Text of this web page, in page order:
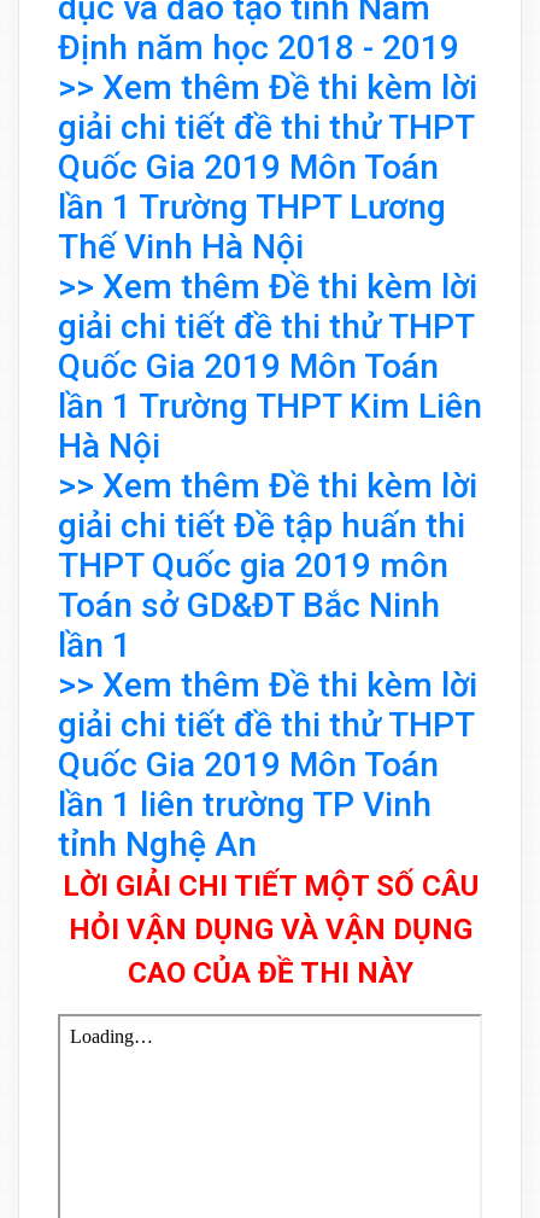
Định năm học 2018 - 2019
>> Xem thêm Đề thi kèm lời
giải chi tiết đề thi thử THPT
Quốc Gia 2019 Môn Toán
lần 1 Trường THPT Lương
Thế Vinh Hà Nội
>> Xem thêm Đề thi kèm lời
giải chi tiết đề thi thử THPT
Quốc Gia 2019 Môn Toán
lần 1 Trường THPT Kim Liên
Hà Nội
>> Xem thêm Đề thi kèm lời
giải chi tiết Đề tập huấn thi
THPT Quốc gia 2019 môn
Toán sở GD&ĐT Bắc Ninh
lần 1
>> Xem thêm Đề thi kèm lời
giải chi tiết đề thi thử THPT
Quốc Gia 2019 Môn Toán
lần 1 liên trường TP Vinh
tỉnh Nghệ An
LỜI GIẢI CHI TIẾT MỘT SỐ CÂU
HỎI VẬN DỤNG VÀ VẬN DỤNG
CAO CỦA ĐỀ THI NÀY